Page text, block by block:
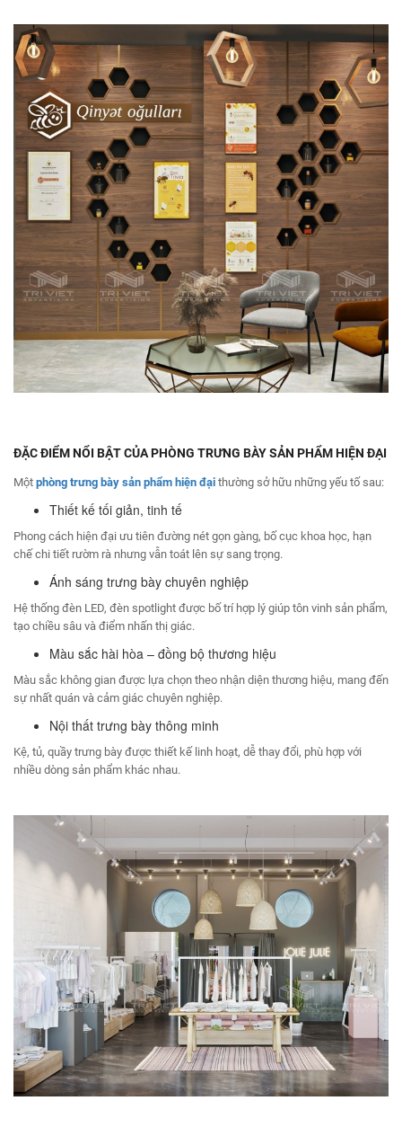
ĐẶC ĐIỂM NỔI BẬT CỦA PHÒNG TRƯNG BÀY SẢN PHẨM HIỆN ĐẠI
Một phòng trưng bày sản phẩm hiện đại thường sở hữu những yếu tố sau:
Thiết kế tối giản, tinh tế
Phong cách hiện đại ưu tiên đường nét gọn gàng, bố cục khoa học, hạn
chế chi tiết rườm rà nhưng vẫn toát lên sự sang trọng.
Ánh sáng trưng bày chuyên nghiệp
Hệ thống đèn LED, đèn spotlight được bố trí hợp lý giúp tôn vinh sản phẩm,
tạo chiều sâu và điểm nhấn thị giác.
Màu sắc hài hòa – đồng bộ thương hiệu
Màu sắc không gian được lựa chọn theo nhận diện thương hiệu, mang đến
sự nhất quán và cảm giác chuyên nghiệp.
Nội thất trưng bày thông minh
Kệ, tủ, quầy trưng bày được thiết kế linh hoạt, dễ thay đổi, phù hợp với
nhiều dòng sản phẩm khác nhau.